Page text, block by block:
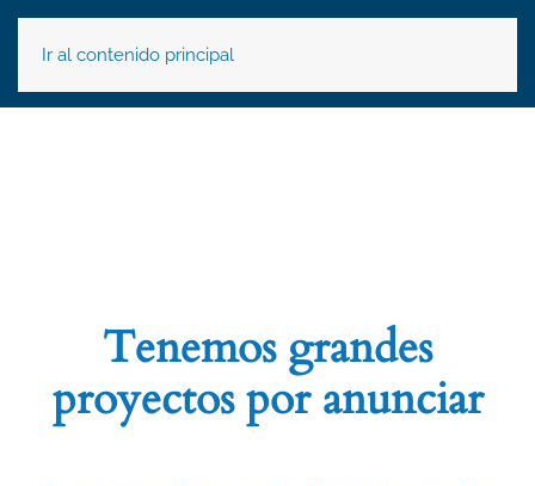
Ir al contenido principal
Tenemos grandes
proyectos por anunciar